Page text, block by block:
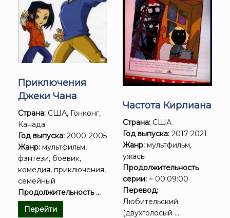
Приключения
Джеки Чана
Страна: США, Гонконг,
Канада
Год выпуска: 2000-2005
Жанр: мультфильм,
фэнтези, боевик,
комедия, приключения,
семейный
Продолжительность ...
Перейти
Частота Кирлиана
Страна: США
Год выпуска: 2017-2021
Жанр: мультфильм,
ужасы
Продолжительность
серии: ~ 00:09:00
Перевод:
Любительский
(двухголосый ...